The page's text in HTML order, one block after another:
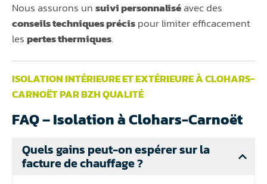
Nous assurons unsuivi personnaliséavec des
conseils techniques précispour limiter efficacement
lespertes thermiques.
ISOLATION INTÉRIEURE ET EXTÉRIEURE À CLOHARS-
CARNOËT PAR BZH QUALITÉ
FAQ – Isolation à Clohars-Carnoët
Quels gains peut-on espérer sur la
facture de chauffage ?